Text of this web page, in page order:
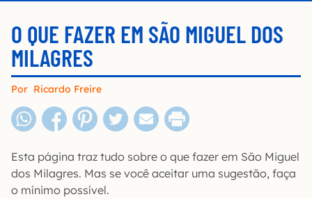
O QUE FAZER EM SÃO MIGUEL DOS
MILAGRES
Por Ricardo Freire
Esta página traz tudo sobre o que fazer em São Miguel
dos Milagres. Mas se você aceitar uma sugestão, faça
o mínimo possível.